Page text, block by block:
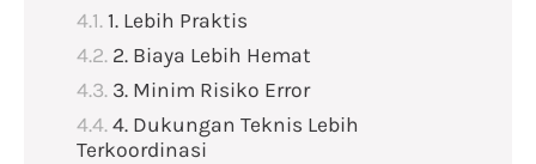
1. Lebih Praktis
2. Biaya Lebih Hemat
3. Minim Risiko Error
4. Dukungan Teknis Lebih
Terkoordinasi